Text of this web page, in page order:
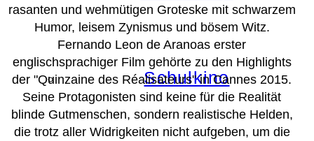
Schulkino
rasanten und wehmütigen Groteske mit schwarzem
Humor, leisem Zynismus und bösem Witz.
Fernando Leon de Aranoas erster
englischsprachiger Film gehörte zu den Highlights
der "Quinzaine des Réalisateurs" in Cannes 2015.
Seine Protagonisten sind keine für die Realität
blinde Gutmenschen, sondern realistische Helden,
die trotz aller Widrigkeiten nicht aufgeben, um die